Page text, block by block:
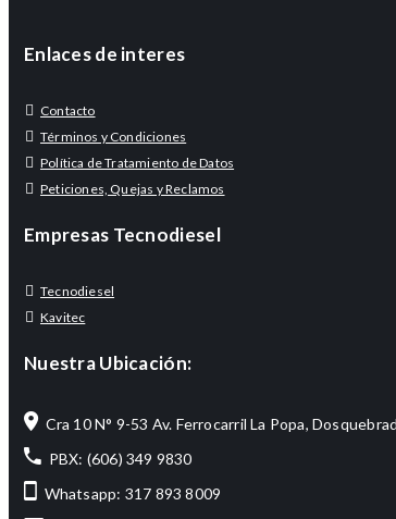
Enlaces de interes
Contacto
Términos y Condiciones
Política de Tratamiento de Datos
Peticiones, Quejas y Reclamos
Empresas Tecnodiesel
Tecnodiesel
Kavitec
Nuestra Ubicación:
Cra 10 N° 9-53 Av. Ferrocarril La Popa,
PBX: (606) 349 9830
Whatsapp: 317 893 8009